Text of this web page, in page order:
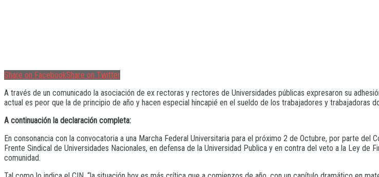
Share on FacebookShare on Twitter
A través de un comunicado la asociación de ex rectoras y rectores de Universidades públicas expresaron su
actual es peor que la de principio de año y hacen especial hincapié en el sueldo de los trabajadores y trabajadoras
A continuación la declaración completa:
En consonancia con la convocatoria a una Marcha Federal Universitaria para el próximo 2 de Octubre, por parte del
Frente Sindical de Universidades Nacionales, en defensa de la Universidad Publica y en contra del veto a la Ley de
comunidad.